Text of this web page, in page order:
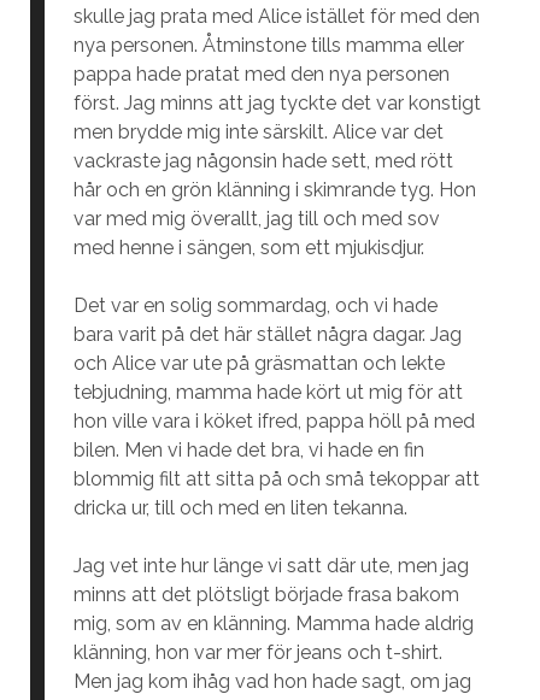
skulle jag prata med Alice istället för med den
nya personen. Åtminstone tills mamma eller
pappa hade pratat med den nya personen
först. Jag minns att jag tyckte det var konstigt
men brydde mig inte särskilt. Alice var det
vackraste jag någonsin hade sett, med rött
hår och en grön klänning i skimrande tyg. Hon
var med mig överallt, jag till och med sov
med henne i sängen, som ett mjukisdjur.
Det var en solig sommardag, och vi hade
bara varit på det här stället några dagar. Jag
och Alice var ute på gräsmattan och lekte
tebjudning, mamma hade kört ut mig för att
hon ville vara i köket ifred, pappa höll på med
bilen. Men vi hade det bra, vi hade en fin
blommig filt att sitta på och små tekoppar att
dricka ur, till och med en liten tekanna.
Jag vet inte hur länge vi satt där ute, men jag
minns att det plötsligt började frasa bakom
mig, som av en klänning. Mamma hade aldrig
klänning, hon var mer för jeans och t-shirt.
Men jag kom ihåg vad hon hade sagt, om jag